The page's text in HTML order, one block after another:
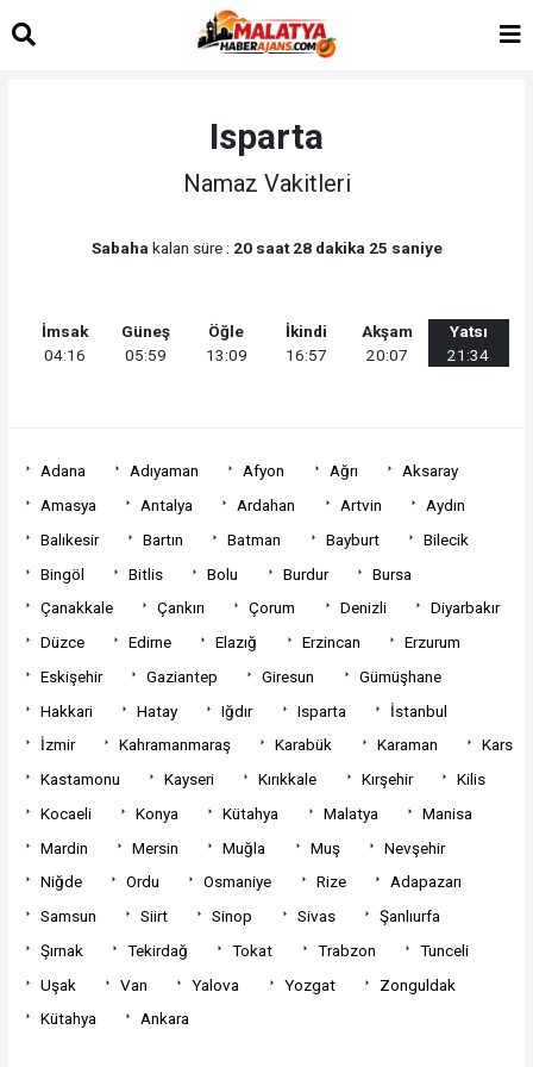
Isparta
Namaz Vakitleri
Sabaha kalan süre : 20 saat 28 dakika 25 saniye
İmsak
04:16
Güneş
05:59
Öğle
13:09
İkindi
16:57
Akşam
20:07
Yatsı
21:34
Adana Adıyaman Afyon Ağrı
Aksaray
Amasya
Antalya Ardahan Artvin
Aydın
Balıkesir
Bartın Batman Bayburt
Bilecik
Bingöl
Bitlis Bolu Burdur
Bursa
Çanakkale
Çankırı Çorum Denizli
Diyarbakır
Düzce
Edirne Elazığ Erzincan
Erzurum
Eskişehir
Gaziantep Giresun
Gümüşhane
Hakkari
Hatay Iğdır Isparta
İstanbul
İzmir
Kahramanmaraş Karabük Karaman
Kars
Kastamonu
Kayseri Kırıkkale Kırşehir
Kilis
Kocaeli
Konya Kütahya Malatya
Manisa
Mardin
Mersin Muğla Muş
Nevşehir
Niğde
Ordu Osmaniye Rize
Adapazarı
Samsun
Siirt Sinop Sivas
Şanlıurfa
Şırnak
Tekirdağ Tokat Trabzon
Tunceli
Uşak
Van Yalova Yozgat
Zonguldak
Kütahya
Ankara